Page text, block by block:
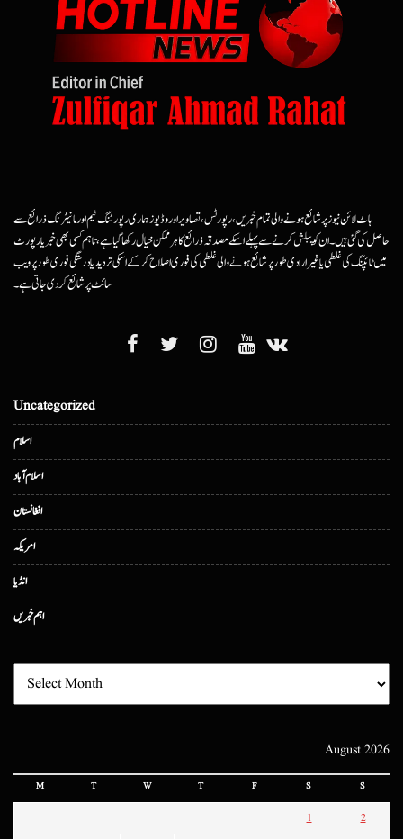
ہاٹ لائن نیوز پر شائع ہونے والی تمام خبریں، رپورٹس، تصاویر اور وڈیوز ہماری رپورٹنگ ٹیم اور مانیٹرنگ ذرائع سے
حاصل کی گئی ہیں۔ ان کو پبلش کرنے سے پہلے اسکے مصدقہ ذرائع کا ہرممکن خیال رکھا گیا ہے، تاہم کسی بھی خبر یا رپورٹ
میں ٹائپنگ کی غلطی یا غیرارادی طور پر شائع ہونے والی غلطی کی فوری اصلاح کرکے اسکی تردید یا درستگی فوری طور پر ویب
سائٹ پر شائع کردی جاتی ہے۔
Uncategorized
اسلام
اسلام آباد
افغانستان
امریکہ
انڈیا
اہم خبریں
August 2026
M T W T F S S
1 2